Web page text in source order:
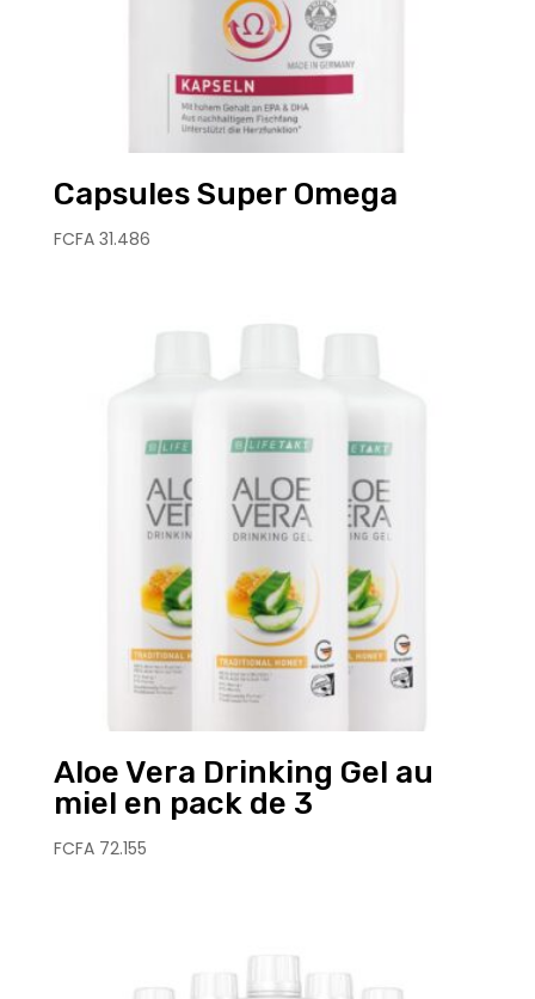
Capsules Super Omega
FCFA31.486
Aloe Vera Drinking Gel au
miel en pack de 3
FCFA72.155